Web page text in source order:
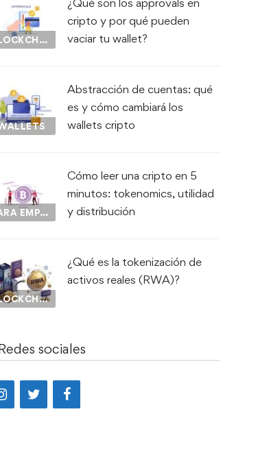
BLOCKCHAIN
¿Qué son los approvals en
cripto y por qué pueden
vaciar tu wallet?
Abstracción de cuentas: qué
es y cómo cambiará los
wallets cripto
PARA EMPEZAR...
Cómo leer una cripto en 5
minutos: tokenomics, utilidad
y distribución
BLOCKCHAIN
¿Qué es la tokenización de
activos reales (RWA)?
sociales